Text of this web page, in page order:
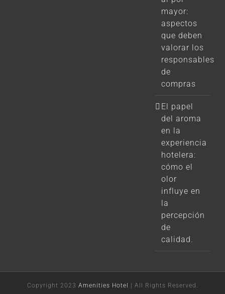
mayor:
aspectos
que deben
valorar los
responsables
de
compras
El papel
del aroma
en la
experiencia
hotelera:
cómo el
olor
influye en
la
percepción
de
calidad.
Copyright 2023 Amenities Hotel | All Rights Reserved.